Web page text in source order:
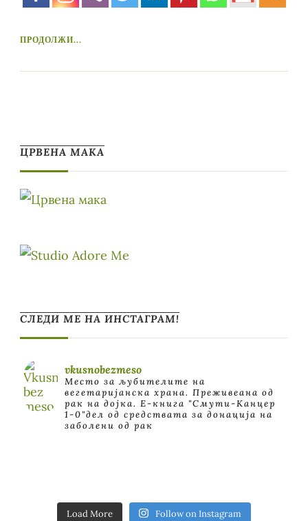
ПРОДОЛЖИ...
ЦРВЕНА МАКА
СЛЕДИ МЕ НА ИНСТАГРАМ!
vkusnobezmeso
Место за љубителите на
вегетаријанска храна. Преживеана од
рак на дојка. E-книга "Смути-Канцер
1-0"дел од средствата за донација на
заболени од рак
Load More Follow on Instagram